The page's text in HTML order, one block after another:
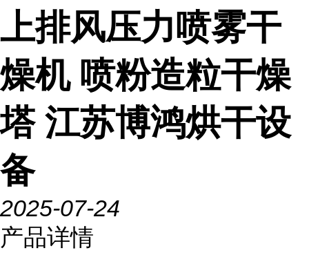
上排风压力喷雾干
燥机 喷粉造粒干燥
塔 江苏博鸿烘干设
备
2025-07-24
产品详情